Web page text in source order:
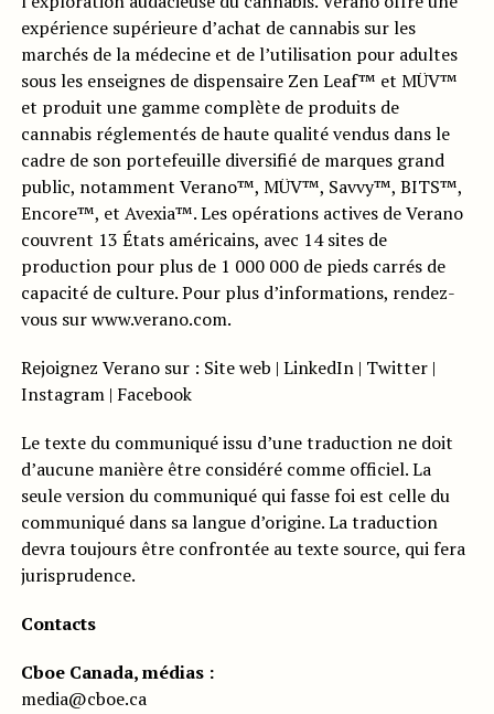
expérience supérieure d’achat de cannabis sur les
marchés de la médecine et de l’utilisation pour adultes
sous les enseignes de dispensaire Zen Leaf™ et MÜV™
et produit une gamme complète de produits de
cannabis réglementés de haute qualité vendus dans le
cadre de son portefeuille diversifié de marques grand
public, notamment Verano™, MÜV™, Savvy™, BITS™,
Encore™, et Avexia™. Les opérations actives de Verano
couvrent 13 États américains, avec 14 sites de
production pour plus de 1 000 000 de pieds carrés de
capacité de culture. Pour plus d’informations, rendez-
vous sur www.verano.com.
Rejoignez Verano sur : Site web | LinkedIn | Twitter |
Instagram | Facebook
Le texte du communiqué issu d’une traduction ne doit
d’aucune manière être considéré comme officiel. La
seule version du communiqué qui fasse foi est celle du
communiqué dans sa langue d’origine. La traduction
devra toujours être confrontée au texte source, qui fera
jurisprudence.
Contacts
Cboe Canada, médias :
media@cboe.ca